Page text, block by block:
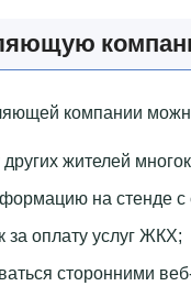
компании
других жителей
на стенде
за оплату услуг ЖКХ;
сторонними